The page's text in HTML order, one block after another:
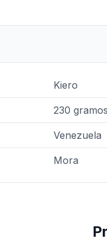
Kiero
230 gramos
Venezuela
Mora